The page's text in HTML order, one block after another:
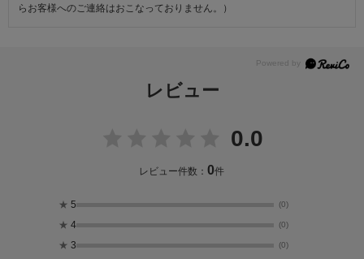
らお客様へのご連絡はおこなっておりません。）
レビュー
0.0
レビュー件数：0件
★ 5 (0)
★ 4 (0)
★ 3 (0)